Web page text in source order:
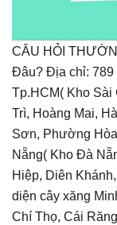
CÂU HỎI
Đâu? Địa chỉ: 789
Tp.HCM( Kho Sài
Trì, Hoàng Mai,
Sơn, Phường
Nẵng( Kho Đà
Hiệp, Diên
diện cây xăng
Chí Thọ, Cái